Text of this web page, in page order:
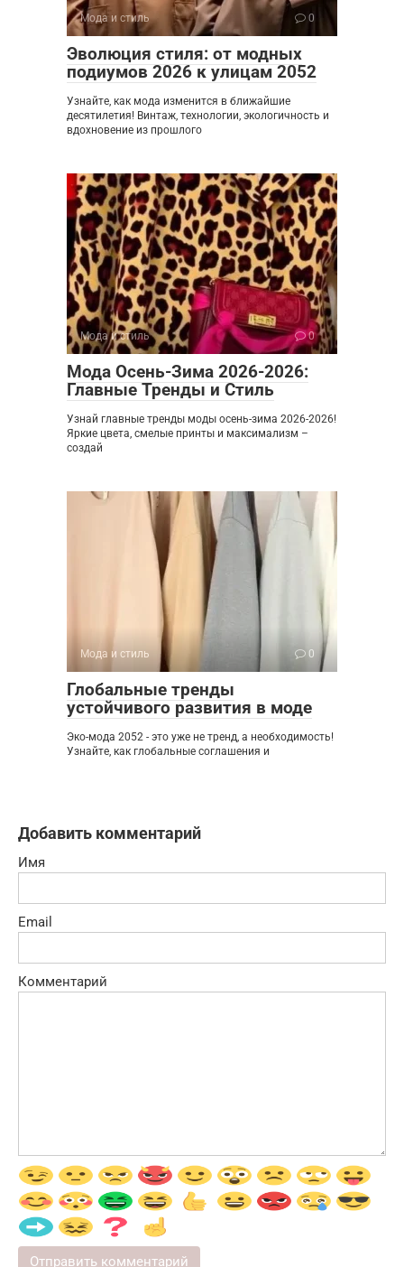
Мода и стиль 0
Эволюция стиля: от модных
подиумов 2026 к улицам 2052
Узнайте, как мода изменится в ближайшие
десятилетия! Винтаж, технологии, экологичность и
вдохновение из прошлого
Мода и стиль 0
Мода Осень-Зима 2026-2026:
Главные Тренды и Стиль
Узнай главные тренды моды осень-зима 2026-2026!
Яркие цвета, смелые принты и максимализм –
создай
Мода и стиль 0
Глобальные тренды
устойчивого развития в моде
Эко-мода 2052 - это уже не тренд, а необходимость!
Узнайте, как глобальные соглашения и
Добавить комментарий
Имя
Email
Комментарий